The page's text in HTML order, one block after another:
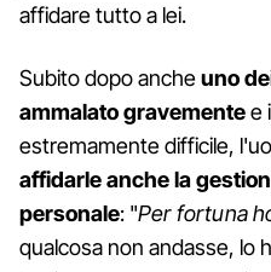
affidare tutto a lei.
Subito dopo ancheuno
ammalato gravementee
estremamente difficile,
affidarle anche la
personale: "Per fortuna
qualcosa non andasse, lo